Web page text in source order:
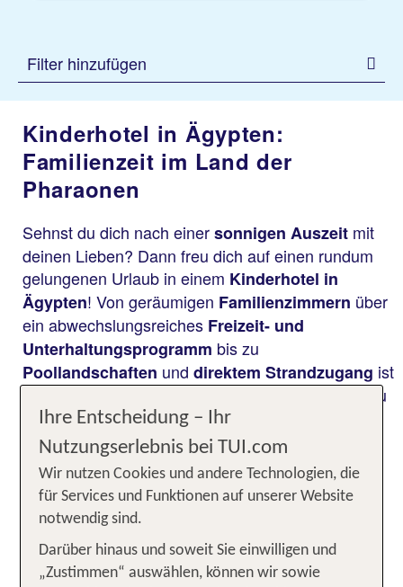
Filter hinzufügen
Kinderhotel in Ägypten:
Familienzeit im Land der
Pharaonen
Sehnst du dich nach einersonnigen Auszeit mit
deinen Lieben? Dann freu dich auf einen rundum
gelungenen Urlaub in einem Kinderhotel in
Ägypten! Von geräumigen Familienzimmern über
ein abwechslungsreiches Freizeit- und
Unterhaltungsprogramm bis zu
Poollandschaften und direktem Strandzugang ist
in einem solchen Resort alles vorhanden, damit du
und deinNachwuchsgleichermaßen auf die
Kosten kommen. Finde bei TUI das beste
Kinderhotel in Ägypten für deine Familie – und
erlebeeinzigartige Ferienin traumhafter Kulisse.
Unsere TOP Kinderhotels für 1
Woche Ägypten
Ihre Entscheidung – Ihr
Nutzungserlebnis bei TUI.com
Wir nutzen Cookies und andere Technologien, die
für Services und Funktionen auf unserer Website
notwendig sind.
Darüber hinaus und soweit Sie einwilligen und
„Zustimmen“ auswählen, können wir sowie